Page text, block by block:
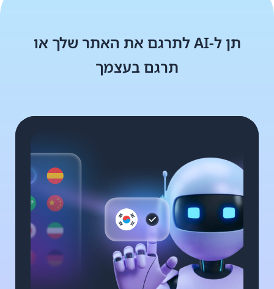
תן ל-AI לתרגם את האתר שלך או
תרגם בעצמך